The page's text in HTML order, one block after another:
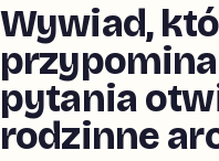
Wywiad,
pytania
rodzinne